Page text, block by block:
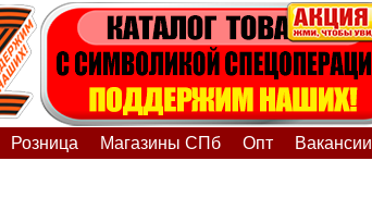
Розница Магазины СПб Опт Вакансии